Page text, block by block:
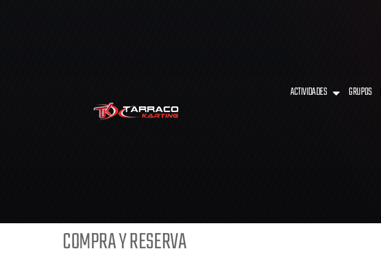
ACTIVIDADES GRUPOS
COMPRA Y RESERVA